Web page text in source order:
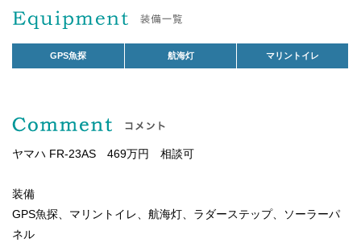
GPS魚探 航海灯 マリントイレ
ヤマハ FR-23AS 469万円 相談可
装備
GPS魚探、マリントイレ、航海灯、ラダーステップ、ソーラーパ
ネル